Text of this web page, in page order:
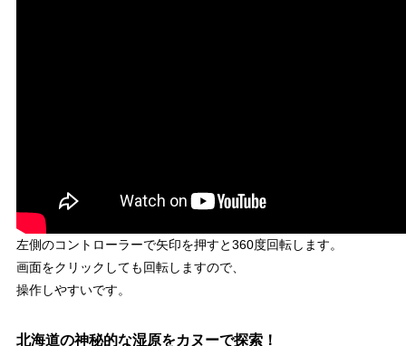
左側のコントローラーで矢印を押すと360度回転します。
画面をクリックしても回転しますので、
操作しやすいです。
北海道の神秘的な湿原をカヌーで探索！